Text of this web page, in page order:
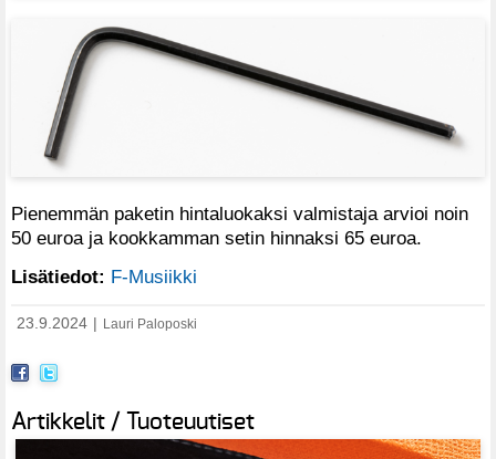
Pienemmän paketin hintaluokaksi valmistaja arvioi noin
50 euroa ja kookkamman setin hinnaksi 65 euroa.
Lisätiedot: F-Musiikki
23.9.2024 Lauri Paloposki
Artikkelit / Tuoteuutiset